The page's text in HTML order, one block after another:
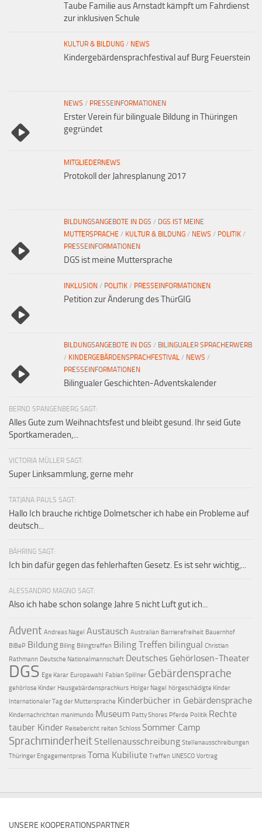
Taube Familie aus Arnstadt kämpft um Fahrdienst
zur inklusiven Schule
KULTUR & BILDUNG / NEWS
Kindergebärdensprachfestival auf Burg Feuerstein
NEWS / PRESSEINFORMATIONEN
Erster Verein für bilinguale Bildung in Thüringen
gegründet
MITGLIEDERNEWS
Protokoll der Jahresplanung 2017
BILDUNGSANGEBOTE IN DGS / DGS IST MEINE
MUTTERSPRACHE / KULTUR & BILDUNG / NEWS / POLITIK /
PRESSEINFORMATIONEN
DGS ist meine Muttersprache
INKLUSION / POLITIK / PRESSEINFORMATIONEN
Petition zur Änderung des ThürGIG
BILDUNGSANGEBOTE IN DGS / BILINGUALER SPRACHERWERB
/ KINDERGEBÄRDENSPRACHFESTIVAL / NEWS /
PRESSEINFORMATIONEN
Bilingualer Geschichten-Adventskalender
BERND SPANGENBERG SAGT:
Alles Gute zum Weihnachtsfest und bleibt gesund. Ihr seid Gute
Sportkameraden,...
VICTORIA MÜLLER SAGT:
Super Linksammlung, gerne mehr
TATJANA PAULS SAGT:
Hallo Ich brauche richtige Dolmetscher ich habe ein Probleme auf
deutsch...
BÄHRING SAGT:
Ich bin dafür gegen das fehlerhaften Gesetz. Es ist sehr wichtig,...
ALESSANDRO MAGNO SAGT:
Also ich habe schon solange Jahre 5 nicht Luft gut ich...
Advent Andreas Nagel Austausch Australian Barrierefreiheit Bauernhof
BiBeP Bildung Biling Bilingtreffen Biling Treffen bilingual Christian
Rathmann Deutsche Nationalmannschaft Deutsches Gehörlosen-Theater
DGS Ege Karar Europawahl Fabian Spillner Gebärdensprache
gehörlose Kinder Hausgebärdensprachkurs Holger Nagel hörgeschädigte Kinder
Internationaler Tag der Muttersprache Kinderbücher in Gebärdensprache
Kindernachrichten manimundo Museum Patty Shores Pferde Politik Rechte
tauber Kinder Reisebericht reiten Schloss Sommer Camp
Sprachminderheit Stellenausschreibung Stellenausschreibungen
Thüringer Engagementpreis Toma Kubiliute Treffen UNESCO Vortrag
UNSERE KOOPERATIONSPARTNER